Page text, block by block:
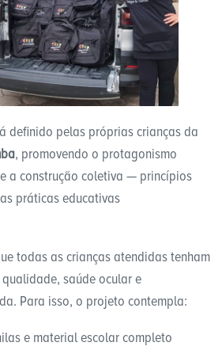
definido pelas próprias crianças da
, promovendo o protagonismo
a construção coletiva — princípios
práticas educativas
todas as crianças atendidas tenham
saúde ocular e
Para isso, o projeto contempla:
e material escolar completo